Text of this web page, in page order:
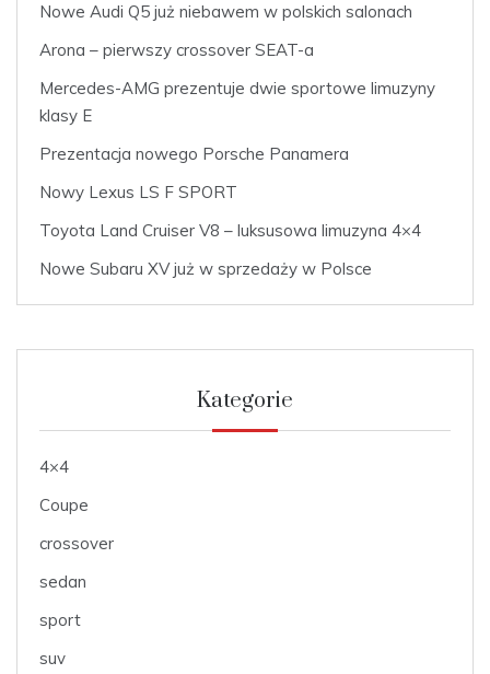
Nowe Audi Q5 już niebawem w polskich salonach
Arona – pierwszy crossover SEAT-a
Mercedes-AMG prezentuje dwie sportowe limuzyny
klasy E
Prezentacja nowego Porsche Panamera
Nowy Lexus LS F SPORT
Toyota Land Cruiser V8 – luksusowa limuzyna 4×4
Nowe Subaru XV już w sprzedaży w Polsce
Kategorie
4×4
Coupe
crossover
sedan
sport
suv